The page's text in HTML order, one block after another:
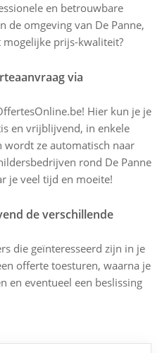
en betrouwbare
de omgeving van De Panne,
prijs-kwaliteit?
via
Hier kun je je
en vrijblijvend, in enkele
wordt ze automatisch naar
rond De Panne
je veel tijd en moeite!
de verschillende
die geïnteresseerd zijn in je
offerte toesturen, waarna je
en eventueel een beslissing